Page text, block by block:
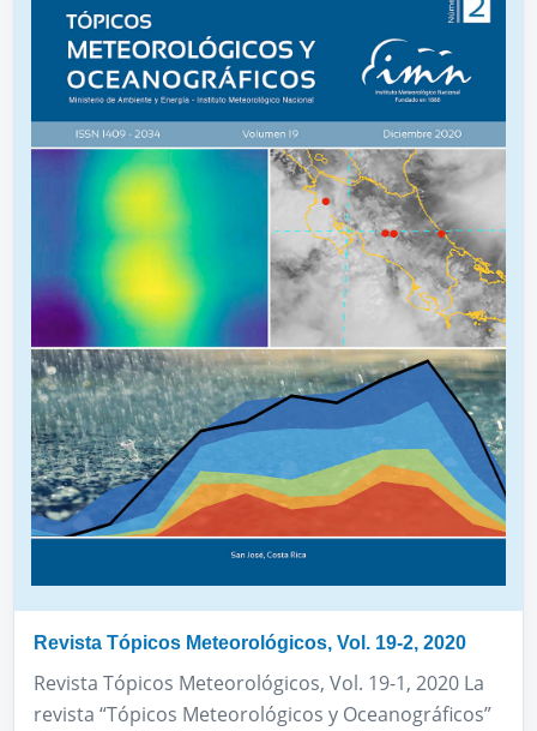
Revista Tópicos Meteorológicos, Vol. 19-2, 2020
Revista Tópicos Meteorológicos, Vol. 19-1, 2020 La
revista “Tópicos Meteorológicos y Oceanográficos”